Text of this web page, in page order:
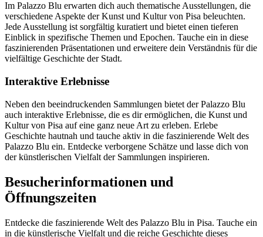
Im Palazzo Blu erwarten dich auch thematische Ausstellungen, die
verschiedene Aspekte der Kunst und Kultur von Pisa beleuchten.
Jede Ausstellung ist sorgfältig kuratiert und bietet einen tieferen
Einblick in spezifische Themen und Epochen. Tauche ein in diese
faszinierenden Präsentationen und erweitere dein Verständnis für die
vielfältige Geschichte der Stadt.
Interaktive Erlebnisse
Neben den beeindruckenden Sammlungen bietet der Palazzo Blu
auch interaktive Erlebnisse, die es dir ermöglichen, die Kunst und
Kultur von Pisa auf eine ganz neue Art zu erleben. Erlebe
Geschichte hautnah und tauche aktiv in die faszinierende Welt des
Palazzo Blu ein. Entdecke verborgene Schätze und lasse dich von
der künstlerischen Vielfalt der Sammlungen inspirieren.
Besucherinformationen und
Öffnungszeiten
Entdecke die faszinierende Welt des Palazzo Blu in Pisa. Tauche ein
in die künstlerische Vielfalt und die reiche Geschichte dieses